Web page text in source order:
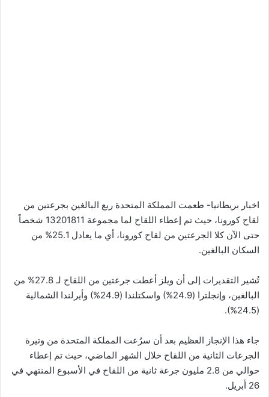
اخبار بريطانيا- طعمت المملكة المتحدة ربع البالغين بجرعتين من
لقاح كورونا، حيث تم إعطاء اللقاح لما مجموعة 13201811 شخصاً
حتى الآن كلا الجرعتين من لقاح كورونا، أي ما يعادل 25.1% من
السكان البالغين.
تُشير التقديرات إلى أن ويلز أعطت جرعتين من اللقاح لـ 27.8% من
البالغين، وإنجلترا (24.9%) واسكتلندا (24.9%) وأيرلندا الشمالية
(24.5%).
جاء هذا الإنجاز العظيم بعد أن سرُعت المملكة المتحدة من وتيرة
الجرعات الثانية من اللقاح خلال الشهر الماضي، حيث تم إعطاء
حوالي من 2.8 مليون جرعة ثانية من اللقاح في الأسبوع المنتهي في
26 أبريل.